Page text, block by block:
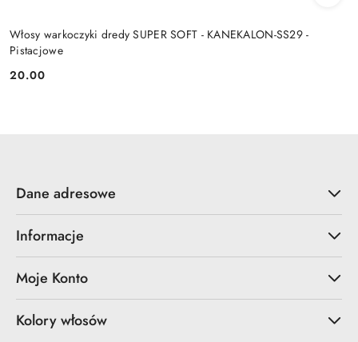
Włosy warkoczyki dredy SUPER SOFT - KANEKALON-SS29 -
Pistacjowe
Cena:
20.00
Dane adresowe
Informacje
Moje Konto
Kolory włosów